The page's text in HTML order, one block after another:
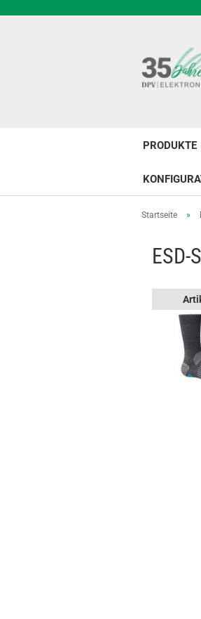
PRODUKTE
Startseite »